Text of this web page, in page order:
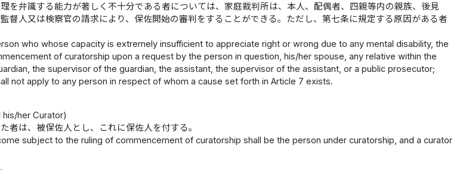
を弁識する能力が著しく不十分である者については、家庭裁判所は、本人、配偶者、四親等内の親族、後見
督人又は検察官の請求により、保佐開始の審判をすることができる。ただし、第七条に規定する原因がある者
who whose capacity is extremely insufficient to appreciate right or wrong due to any mental disability, the
of curatorship upon a request by the person in question, his/her spouse, any relative within the
the supervisor of the guardian, the assistant, the supervisor of the assistant, or a public prosecutor;
not apply to any person in respect of whom a cause set forth in Article 7 exists.
her Curator)
者は、被保佐人とし、これに保佐人を付する。
subject to the ruling of commencement of curatorship shall be the person under curatorship, and a curator